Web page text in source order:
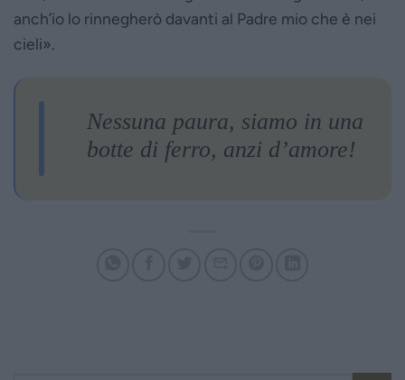
anch’io lo rinnegherò davanti al Padre mio che è nei
cieli».
Nessuna paura, siamo in una
botte di ferro, anzi d’amore!